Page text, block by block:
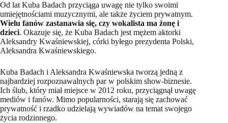
Od lat Kuba Badach przyciąga uwagę nie tylko swoimi
umiejętnościami muzycznymi, ale także życiem prywatnym.
Wielu fanów zastanawia się, czy wokalista ma żonę i
dzieci. Okazuje się, że Kuba Badach jest mężem aktorki
Aleksandry Kwaśniewskiej, córki byłego prezydenta Polski,
Aleksandra Kwaśniewskiego.
Kuba Badach i Aleksandra Kwaśniewska tworzą jedną z
najbardziej rozpoznawalnych par w polskim show-biznesie.
Ich ślub, który miał miejsce w 2012 roku, przyciągnął uwagę
mediów i fanów. Mimo popularności, starają się zachować
prywatność i rzadko udzielają wywiadów na temat swojego
życia rodzinnego.